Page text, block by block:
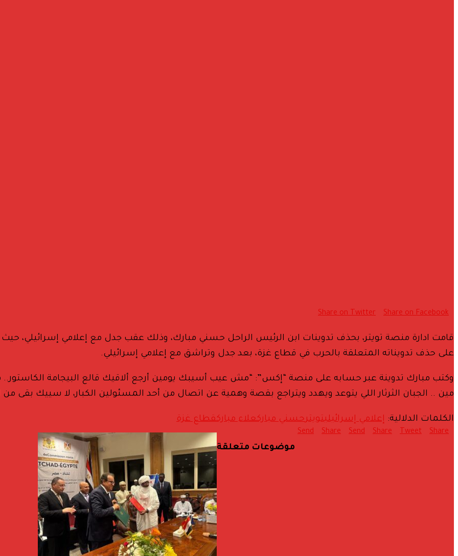
Share on Facebook
Share on Twitter
قامت ادارة منصة تويتر، بحذف تدوينات ابن الرئيس الراحل حسني مبارك، وذلك عقب جدل مع إعلامي إسرائيلي،
على حذف تدويناته المتعلقة بالحرب في قطاع غزة، بعد جدل وتراشق مع إعلامي إسرائيلي.
وكتب مبارك تدوينة عبر حسابه على منصة “إكس”: “مش عيب أسيبك يومين أرجع ألاقيك قالع البيجامة
مين .. الجبان الثرثار اللي يتوعد ويهدد ويتراجع بقصة وهمية عن اتصال من أحد المسئولين الكبار، لا سييك بقى
الكلمات الدلالية: إعلامي إسرائيليتويترحسني مباركعلاء مباركقطاع غزة
Share
Tweet
Share
Send
Share
Send
موضوعات متعلقة